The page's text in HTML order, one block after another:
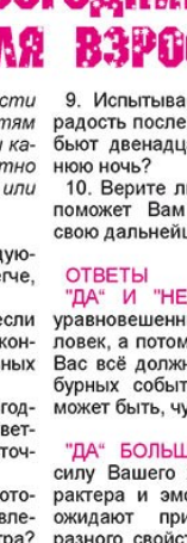
5
23
29
35
40
vremja